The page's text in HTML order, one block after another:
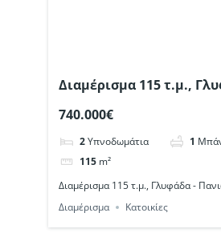
Διαμέρισμα 115 τ.μ.,
740.000€
2Υπνοδωμάτια 1
115 m²
Διαμέρισμα 115 τ.μ., Γλυφάδα -
Διαμέρισμα
Κατοικίες